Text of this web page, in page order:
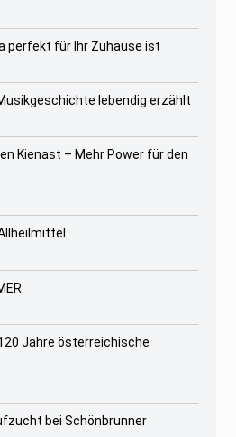
perfekt für Ihr Zuhause ist
lebendig erzählt
Kienast – Mehr Power für den
120 Jahre österreichische
bei Schönbrunner